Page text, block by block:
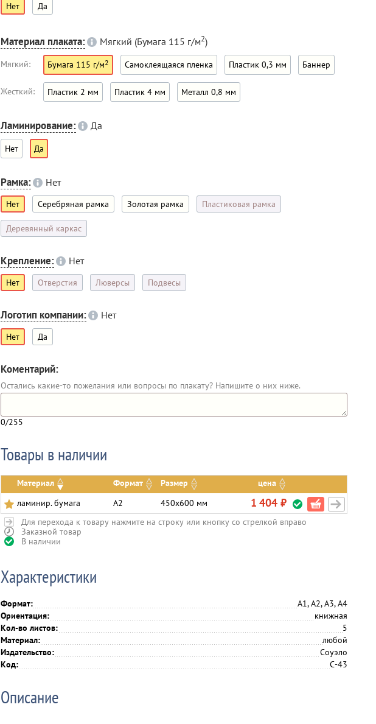
Нет Да
Материал плаката: Мягкий (Бумага 115 г/м2)
Мягкий: Бумага 115 г/м2 Самоклеящаяся пленка Пластик 0,3 мм Баннер
Жесткий: Пластик 2 мм Пластик 4 мм Металл 0,8 мм
Ламинирование: Да
Нет Да
Рамка: Нет
Нет Серебряная рамка Золотая рамка Пластиковая рамка
Деревянный каркас
Крепление: Нет
Нет Отверстия Люверсы Подвесы
Логотип компании: Нет
Нет Да
Коментарий:
Остались какие-то пожелания или вопросы по плакату? Напишите о них ниже.
0/255
Товары в наличии
Материал Формат Размер
цена
ламинир. бумага
А2 450х600 мм 1 404 ₽
Для перехода к товару нажмите на строку или кнопку со стрелкой вправо
Заказной товар
В наличии
Характеристики
Формат:
А1, А2, А3, А4
Ориентация:
книжная
Кол-во листов:
5
Материал:
любой
Издательство:
Соуэло
Код:
С-43
Описание